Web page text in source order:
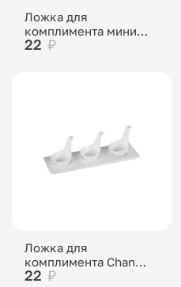
Ложка для
комплимента мини
98х33 мм
22 ₽
Ложка для
комплимента Chan
Wave Classic Ivory
22 ₽